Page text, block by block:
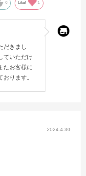
0 Like! 1
だきまし
ていただけ
たお客様に
ります。
2024.4.30